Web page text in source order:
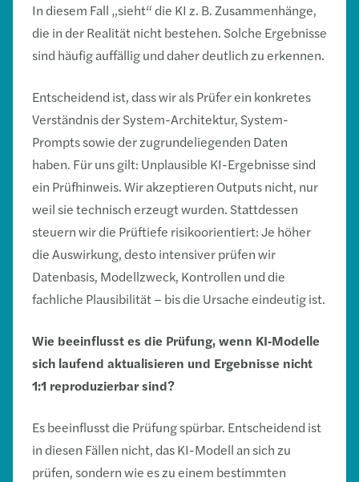
In diesem Fall „sieht“ die KI z. B. Zusammenhänge,
die in der Realität nicht bestehen. Solche Ergebnisse
sind häufig auffällig und daher deutlich zu erkennen.
Entscheidend ist, dass wir als Prüfer ein konkretes
Verständnis der System-Architektur, System-
Prompts sowie der zugrundeliegenden Daten
haben. Für uns gilt: Unplausible KI-Ergebnisse sind
ein Prüfhinweis. Wir akzeptieren Outputs nicht, nur
weil sie technisch erzeugt wurden. Stattdessen
steuern wir die Prüftiefe risikoorientiert: Je höher
die Auswirkung, desto intensiver prüfen wir
Datenbasis, Modellzweck, Kontrollen und die
fachliche Plausibilität – bis die Ursache eindeutig ist.
Wie beeinflusst es die Prüfung, wenn KI‑Modelle
sich laufend aktualisieren und Ergebnisse nicht
1:1 reproduzierbar sind?
Es beeinflusst die Prüfung spürbar. Entscheidend ist
in diesen Fällen nicht, das KI-Modell an sich zu
prüfen, sondern wie es zu einem bestimmten